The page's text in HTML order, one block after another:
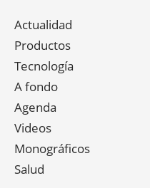
Actualidad
Productos
Tecnología
A fondo
Agenda
Videos
Monográficos
Salud